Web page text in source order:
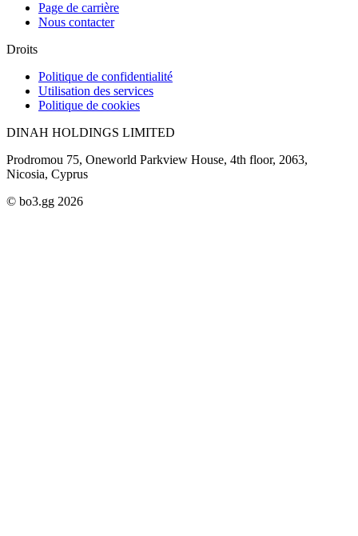
Page de carrière
Nous contacter
Droits
Politique de confidentialité
Utilisation des services
Politique de cookies
DINAH HOLDINGS LIMITED
Prodromou 75, Oneworld Parkview House, 4th floor, 2063,
Nicosia, Cyprus
© bo3.gg 2026